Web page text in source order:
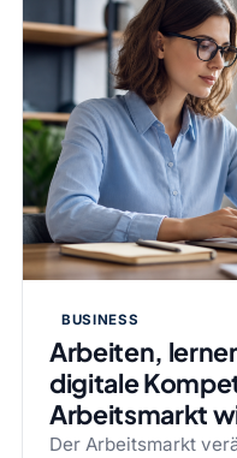
BUSINESS
Arbeiten,
digitale
Arbeitsmarkt
Der Arbeitsmarkt